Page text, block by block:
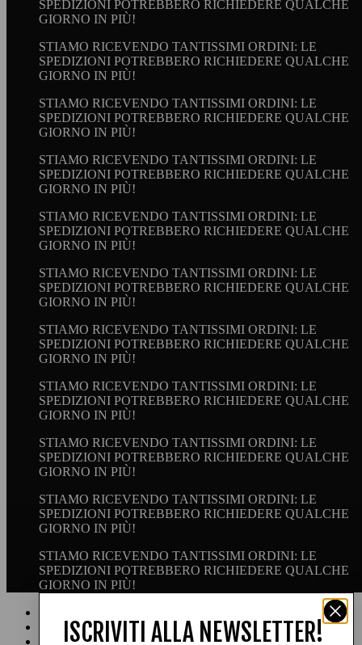
SPEDIZIONI POTREBBERO RICHIEDERE QUALCHE
GIORNO IN PIÙ!
STIAMO RICEVENDO TANTISSIMI ORDINI: LE
SPEDIZIONI POTREBBERO RICHIEDERE QUALCHE
GIORNO IN PIÙ!
STIAMO RICEVENDO TANTISSIMI ORDINI: LE
SPEDIZIONI POTREBBERO RICHIEDERE QUALCHE
GIORNO IN PIÙ!
STIAMO RICEVENDO TANTISSIMI ORDINI: LE
SPEDIZIONI POTREBBERO RICHIEDERE QUALCHE
GIORNO IN PIÙ!
STIAMO RICEVENDO TANTISSIMI ORDINI: LE
SPEDIZIONI POTREBBERO RICHIEDERE QUALCHE
GIORNO IN PIÙ!
STIAMO RICEVENDO TANTISSIMI ORDINI: LE
SPEDIZIONI POTREBBERO RICHIEDERE QUALCHE
GIORNO IN PIÙ!
STIAMO RICEVENDO TANTISSIMI ORDINI: LE
SPEDIZIONI POTREBBERO RICHIEDERE QUALCHE
GIORNO IN PIÙ!
STIAMO RICEVENDO TANTISSIMI ORDINI: LE
SPEDIZIONI POTREBBERO RICHIEDERE QUALCHE
GIORNO IN PIÙ!
STIAMO RICEVENDO TANTISSIMI ORDINI: LE
SPEDIZIONI POTREBBERO RICHIEDERE QUALCHE
GIORNO IN PIÙ!
STIAMO RICEVENDO TANTISSIMI ORDINI: LE
SPEDIZIONI POTREBBERO RICHIEDERE QUALCHE
GIORNO IN PIÙ!
STIAMO RICEVENDO TANTISSIMI ORDINI: LE
SPEDIZIONI POTREBBERO RICHIEDERE QUALCHE
GIORNO IN PIÙ!
Instagram
YouTubeISCRIVITI ALLA NEWSLETTER!